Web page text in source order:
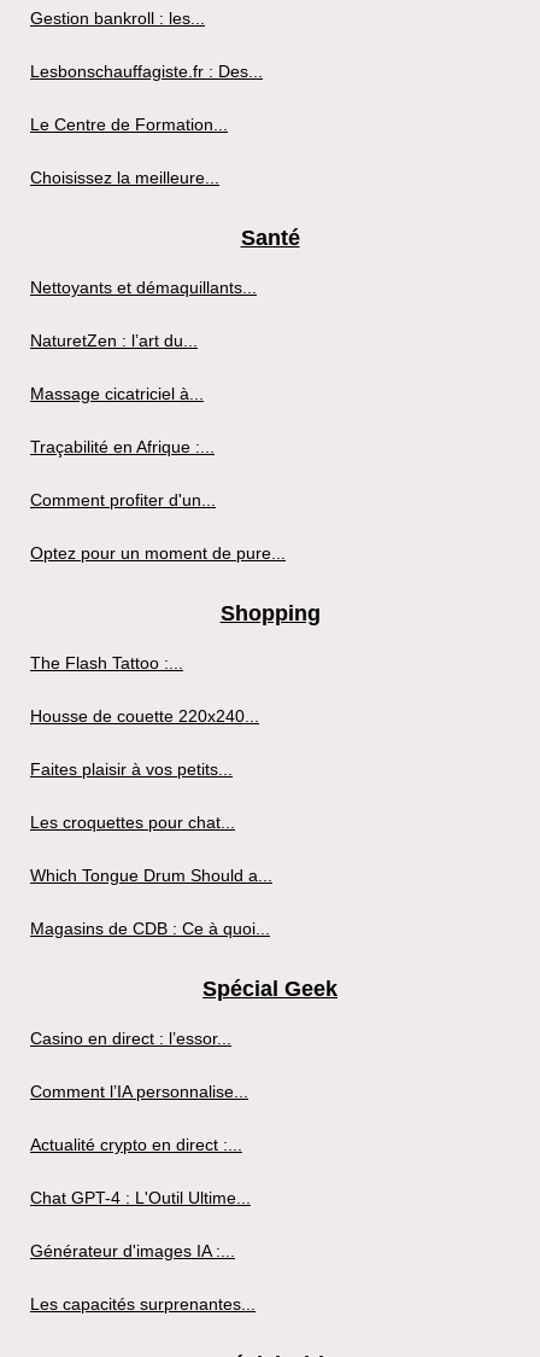
Gestion bankroll : les...
Lesbonschauffagiste.fr : Des...
Le Centre de Formation...
Choisissez la meilleure...
Santé
Nettoyants et démaquillants...
NaturetZen : l’art du...
Massage cicatriciel à...
Traçabilité en Afrique :...
Comment profiter d'un...
Optez pour un moment de pure...
Shopping
The Flash Tattoo :...
Housse de couette 220x240...
Faites plaisir à vos petits...
Les croquettes pour chat...
Which Tongue Drum Should a...
Magasins de CDB : Ce à quoi...
Spécial Geek
Casino en direct : l’essor...
Comment l’IA personnalise...
Actualité crypto en direct :...
Chat GPT-4 : L'Outil Ultime...
Générateur d'images IA :...
Les capacités surprenantes...